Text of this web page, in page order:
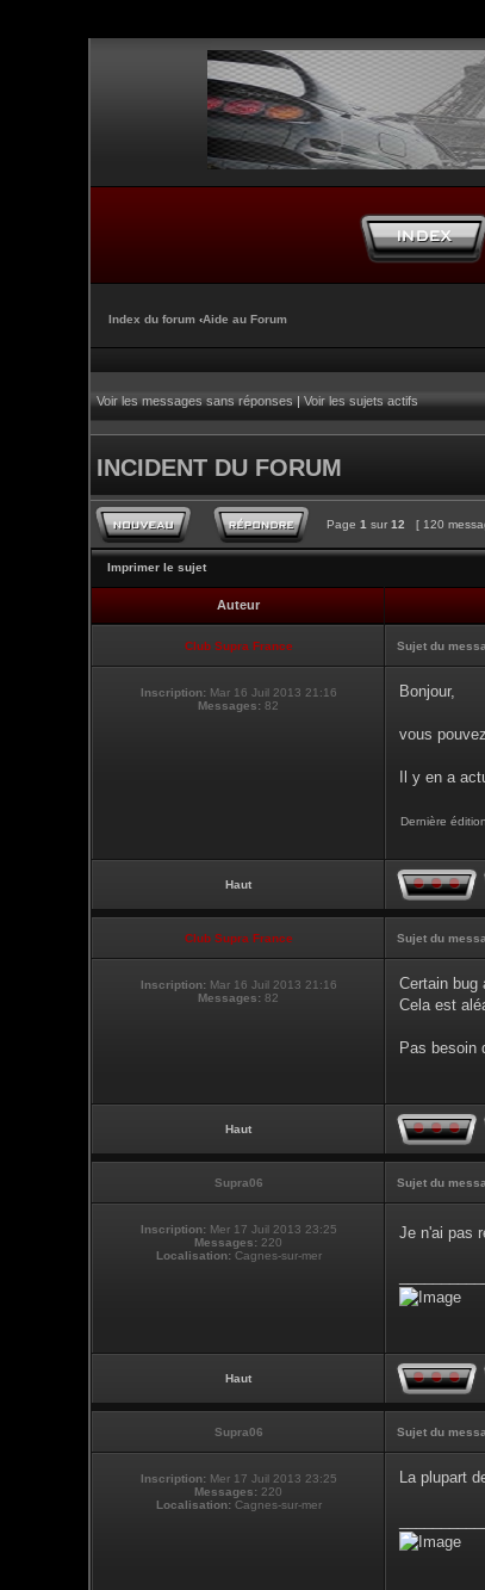
Index du forum ‹Aide au Forum
Voir les messages sans réponses|Voir les sujets actifs
INCIDENT DU FORUM
Page 1 sur 12 [ 120
Imprimer le sujet
Auteur
Club Supra France Sujet du
Inscription: Mar 16 Juil 2013 21:16
Messages: 82
Bonjour,
vous
Il y en a
Dernière
Haut
Club Supra France Sujet du
Inscription: Mar 16 Juil 2013 21:16
Messages: 82
Certain bug
Cela est
Pas besoin
Haut
Supra06 Sujet du
Inscription: Mer 17 Juil 2013 23:25
Messages: 220
Localisation:Cagnes-sur-mer
Je n'ai pas
Haut
Supra06 Sujet du
Inscription: Mer 17 Juil 2013 23:25
Messages: 220
Localisation:Cagnes-sur-mer
La plupart